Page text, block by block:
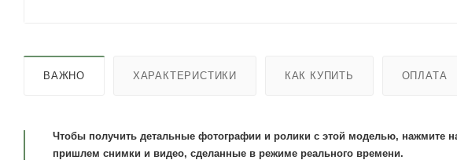
ВАЖНО ХАРАКТЕРИСТИКИ КАК КУПИТЬ ОПЛАТА
Чтобы получить детальные фотографии и ролики с этой моделью, нажмите
пришлем снимки и видео, сделанные в режиме реального времени.